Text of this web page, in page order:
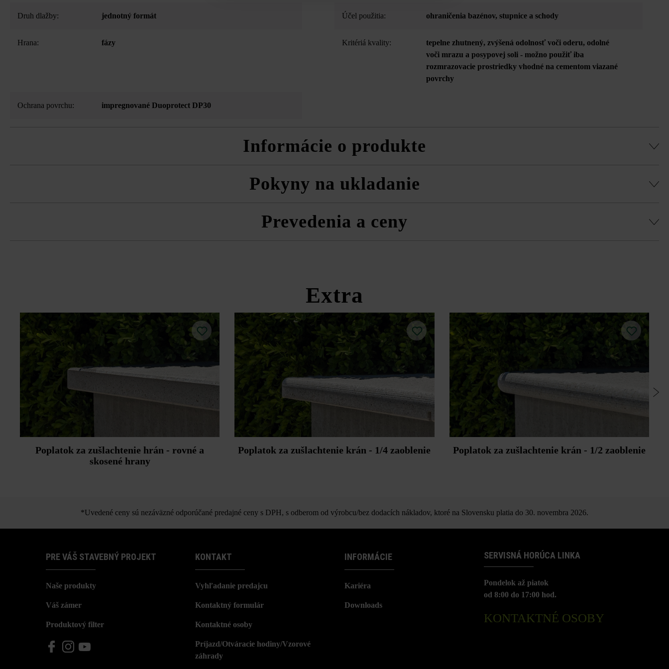
Druh dlažby: jednotný formát Účel použitia: ohraničenia bazénov, stupnice a schody
Hrana: fázy Kritériá kvality: tepelne zhutnený, zvýšená odolnosť voči oderu, odolné
voči mrazu a posypovej soli - možno použiť iba
rozmrazovacie prostriedky vhodné na cementom viazané
povrchy
Ochrana povrchu: impregnované Duoprotect DP30
Informácie o produkte
Kombinácia dosiek s pohľadovou hranou Largo s tvárnicami a doskami s rovnakým farebným odtieňom môže z výrobno-technických dôvodov spôsobiť
Dodržujte prosím pokyny na inštaláciu a technické listy produktov v rámci sekcie Stavebné tipy/služby.
Pokyny na ukladanie
Prevedenia a ceny
Extra
Poplatok za zušlachtenie hrán - rovné a
skosené hrany
Poplatok za zušlachtenie krán - 1/4 zaoblenie Poplatok za zušlachtenie krán - 1/2 zaoblenie
*Uvedené ceny sú nezáväzné odporúčané predajné ceny s DPH, s odberom od výrobcu/bez dodacích nákladov, ktoré na Slovensku platia do 30. novembra 2026.
PRE VÁŠ STAVEBNÝ PROJEKT
Naše produkty
Váš zámer
Produktový filter
KONTAKT
Vyhľadanie predajcu
Kontaktný formulár
Kontaktné osoby
Príjazd/Otváracie hodiny/Vzorové
záhrady
INFORMÁCIE
Kariéra
Downloads
SERVISNÁ HORÚCA LINKA
Pondelok až piatok
od 8:00 do 17:00 hod.
KONTAKTNÉ OSOBY